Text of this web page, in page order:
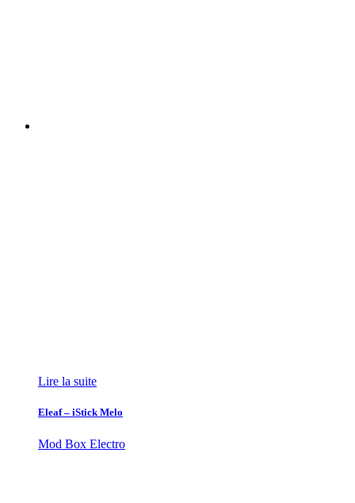
Lire la suite
Eleaf – iStick Melo
Mod Box Electro